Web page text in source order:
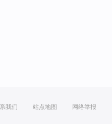
我们 站点地图 网络举报